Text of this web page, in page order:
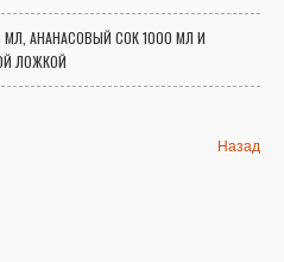
АНАНАСОВЫЙ СОК 1000 МЛ И
ЛОЖКОЙ
Назад